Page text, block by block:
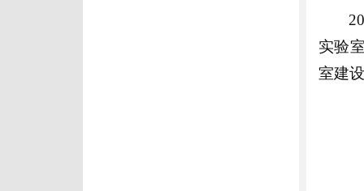
实验
室建